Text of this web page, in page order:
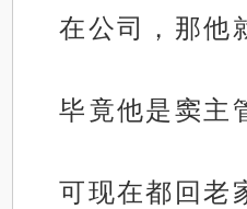
在公司，那他
毕竟他是窦主
可现在都回老